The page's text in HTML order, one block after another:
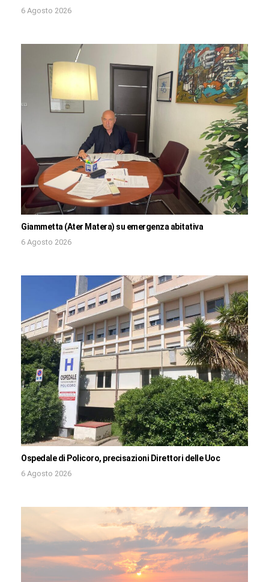
6 Agosto 2026
Giammetta (Ater Matera) su emergenza abitativa
6 Agosto 2026
Ospedale di Policoro, precisazioni Direttori delle Uoc
6 Agosto 2026